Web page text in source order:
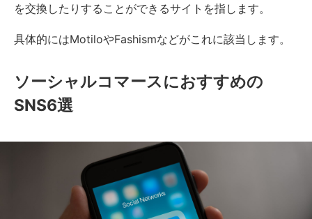
を交換したりすることができるサイトを指します。
具体的にはMotiloやFashismなどがこれに該当します。
ソーシャルコマースにおすすめの
SNS6選